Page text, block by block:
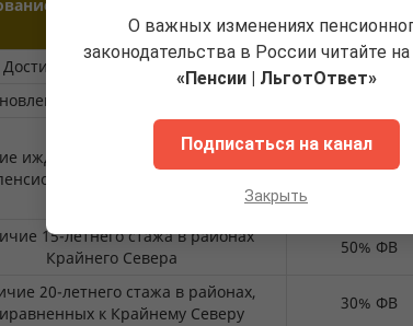
для повышения размера
доплаты к
Достижение возраста 80 лет
инвалидности 1 группы
иждивенцев у
одного
двух
2/3 ФВ
трех и более
15-летнего стажа в районах
Крайнего Севера
50% ФВ
20-летнего стажа в районах,
к Крайнему Северу
30% ФВ
О важных изменениях
законодательства в России читайте на
«Пенсии | ЛьготОтвет»
Подписаться на канал
Закрыть